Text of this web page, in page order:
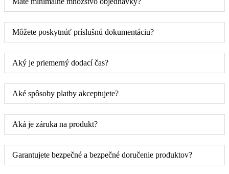
Môžete poskytnúť príslušnú dokumentáciu?
Aký je priemerný dodací čas?
Aké spôsoby platby akceptujete?
Aká je záruka na produkt?
Garantujete bezpečné a bezpečné doručenie produktov?